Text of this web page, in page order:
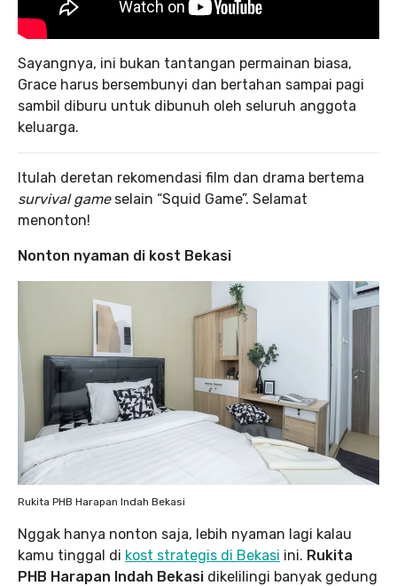
Sayangnya, ini bukan tantangan permainan biasa,
Grace harus bersembunyi dan bertahan sampai pagi
sambil diburu untuk dibunuh oleh seluruh anggota
keluarga.
Itulah deretan rekomendasi film dan drama bertema
survival game selain “Squid Game”. Selamat
menonton!
Nonton nyaman di kost Bekasi
Rukita PHB Harapan Indah Bekasi
Nggak hanya nonton saja, lebih nyaman lagi kalau
kamu tinggal di kost strategis di Bekasi ini. Rukita
PHB Harapan Indah Bekasi dikelilingi banyak gedung